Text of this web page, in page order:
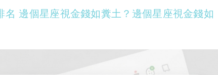
名 邊個星座視金錢如糞土？邊個星座視金錢如